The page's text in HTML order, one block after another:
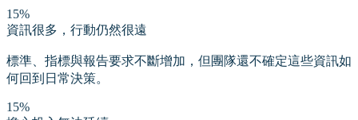
15%
資訊很多，行動仍然很遠
標準、指標與報告要求不斷增加，但團隊還不確定這些資訊如
何回到日常決策。
15%